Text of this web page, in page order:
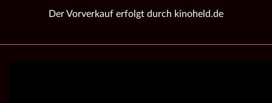
Der Vorverkauf erfolgt durch kinoheld.de